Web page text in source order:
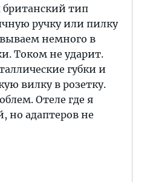
британский тип
ручку или пилку
немного в
Током не ударит.
губки и
вилку в розетку.
Отеле где я
но адаптеров не